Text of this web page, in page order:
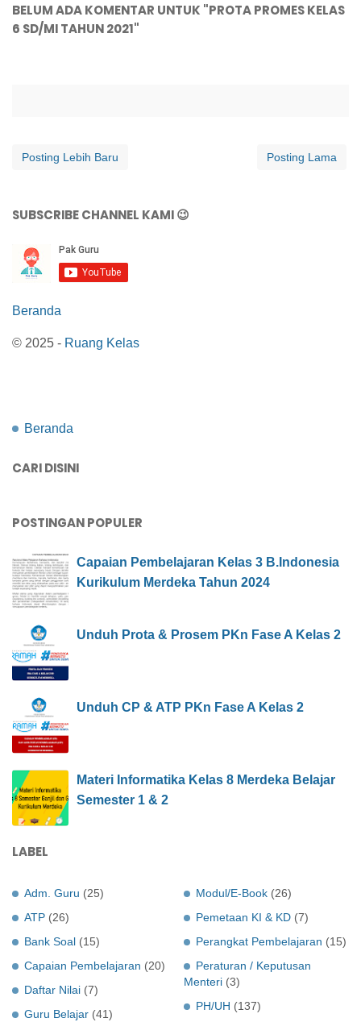
BELUM ADA KOMENTAR UNTUK "PROTA PROMES KELAS
6 SD/MI TAHUN 2021"
Posting Lebih Baru Posting Lama
SUBSCRIBE CHANNEL KAMI 😉
Beranda
© 2025 - Ruang Kelas
Beranda
CARI DISINI
POSTINGAN POPULER
Capaian Pembelajaran Kelas 3 B.Indonesia
Kurikulum Merdeka Tahun 2024
Unduh Prota & Prosem PKn Fase A Kelas 2
Unduh CP & ATP PKn Fase A Kelas 2
Materi Informatika Kelas 8 Merdeka Belajar
Semester 1 & 2
LABEL
Adm. Guru (25)
ATP (26)
Bank Soal (15)
Capaian Pembelajaran (20)
Daftar Nilai (7)
Guru Belajar (41)
Modul/E-Book (26)
Pemetaan KI & KD (7)
Perangkat Pembelajaran (15)
Peraturan / Keputusan
Menteri (3)
PH/UH (137)